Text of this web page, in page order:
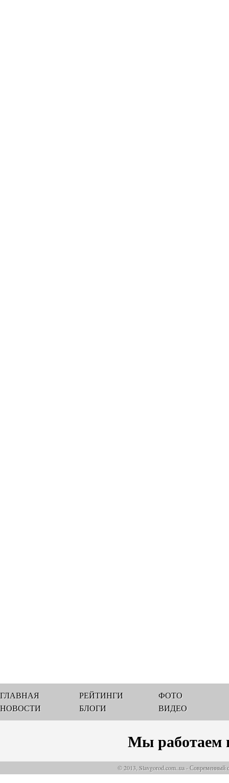
ГЛАВНАЯ
НОВОСТИ
РЕЙТИНГИ
БЛОГИ
ФОТО
ВИДЕО
Мы работаем
© 2013, Slavgorod.com..ua - Современный